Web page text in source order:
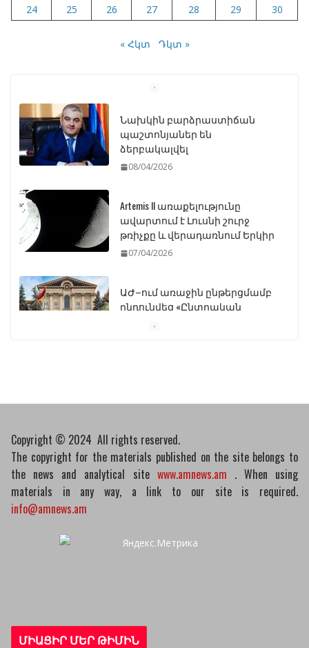
24
25 26 27 28 29 30
« Հկտ Դկտ »
Նախկին բարձրաստիճան
պաշտոնյաներ են
ձերբակալվել
08/04/2026
Artemis II առաքելությունը
ավարտում է Լուսնի շուրջ
թռիչքը և վերադառնում Երկիր
07/04/2026
ԱԺ–ում առաջին ընթերցմամբ
ընդունվեց «Ընտրական
կբողոքարկի Գարեգին
սահմանափակման
վերացման որոշումը
13/04/2026
Copyright © 2024 All rights reserved.
The copyright for the materials published on the site belongs to
the news and analytical site www.amnews.am . When using
materials in any way, a link to our site is required.
info@amnews.am
ՄԻԱՑԻՐ ՄԵՐ ԹԻՄԻՆ